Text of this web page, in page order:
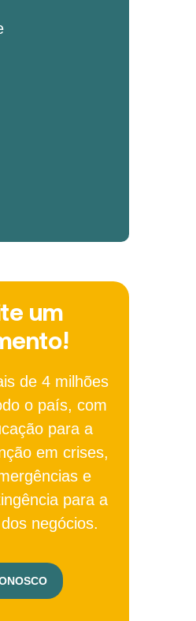
um
de 4 milhões
o país, com
para a
em crises,
e
para a
negócios.